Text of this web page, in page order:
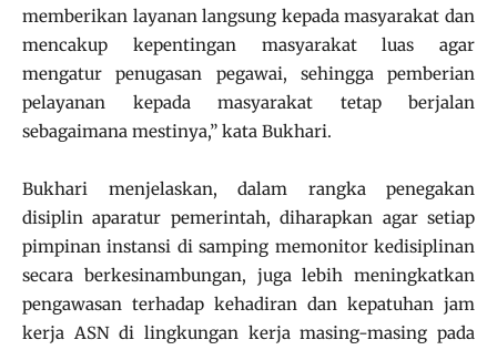
memberikan layanan langsung kepada masyarakat dan
mencakup kepentingan masyarakat luas agar
mengatur penugasan pegawai, sehingga pemberian
pelayanan kepada masyarakat tetap berjalan
sebagaimana mestinya,” kata Bukhari.
Bukhari menjelaskan, dalam rangka penegakan
disiplin aparatur pemerintah, diharapkan agar setiap
pimpinan instansi di samping memonitor kedisiplinan
secara berkesinambungan, juga lebih meningkatkan
pengawasan terhadap kehadiran dan kepatuhan jam
kerja ASN di lingkungan kerja masing-masing pada